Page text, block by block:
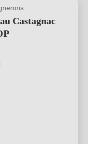
Castagnac
di 5 su 5 stelle